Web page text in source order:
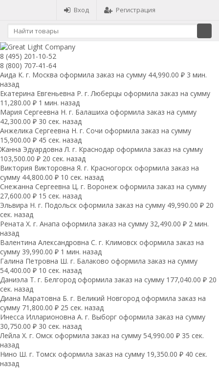
Вход Регистрация
8 (495) 201-10-52
8 (800) 707-41-64
Аида К. г. Москва оформила заказ на сумму 44,990.00 ₽ 3 мин.
назад
Екатерина Евгеньевна Р. г. Люберцы оформила заказ на сумму
11,280.00 ₽ 1 мин. назад
Мария Сергеевна H. г. Балашиха оформила заказ на сумму
42,300.00 ₽ 30 сек. назад
Анжелика Сергеевна Н. г. Сочи оформила заказ на сумму
15,900.00 ₽ 45 сек. назад
Жанна Эдуардовна Л. г. Краснодар оформила заказ на сумму
103,500.00 ₽ 20 сек. назад
Виктория Викторовна Я. г. Красногорск оформила заказ на
сумму 44,800.00 ₽ 10 сек. назад
Снежанна Сергеевна Ц. г. Воронеж оформила заказ на сумму
27,600.00 ₽ 15 сек. назад
Эльвира Н. г. Подольск оформила заказ на сумму 49,990.00 ₽ 20
сек. назад
Рената Х. г. Анапа оформила заказ на сумму 32,490.00 ₽ 2 мин.
назад
Валентина Александровна С. г. Климовск оформила заказ на
сумму 39,990.00 ₽ 1 мин. назад
Галина Петровна Ш. г. Балаково оформила заказ на сумму
54,400.00 ₽ 10 сек. назад
Даниэла Т. г. Белгород оформила заказ на сумму 177,040.00 ₽ 20
сек. назад
Диана Маратовна Б. г. Великий Новгород оформила заказ на
сумму 71,800.00 ₽ 25 сек. назад
Инесса Илларионовна А. г. Выборг оформила заказ на сумму
30,750.00 ₽ 30 сек. назад
Лейла Х. г. Омск оформила заказ на сумму 54,990.00 ₽ 35 сек.
назад
Нино Ш. г. Томск оформила заказ на сумму 19,350.00 ₽ 40 сек.
назад